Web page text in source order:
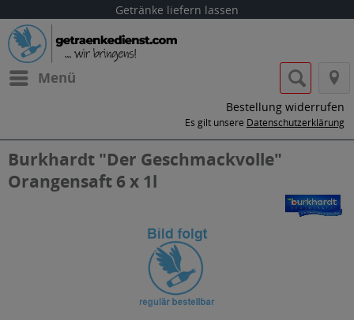
Getränke liefern lassen
Menü
Bestellung widerrufen
Es gilt unsere Datenschutzerklärung
Burkhardt "Der Geschmackvolle"
Orangensaft 6 x 1l